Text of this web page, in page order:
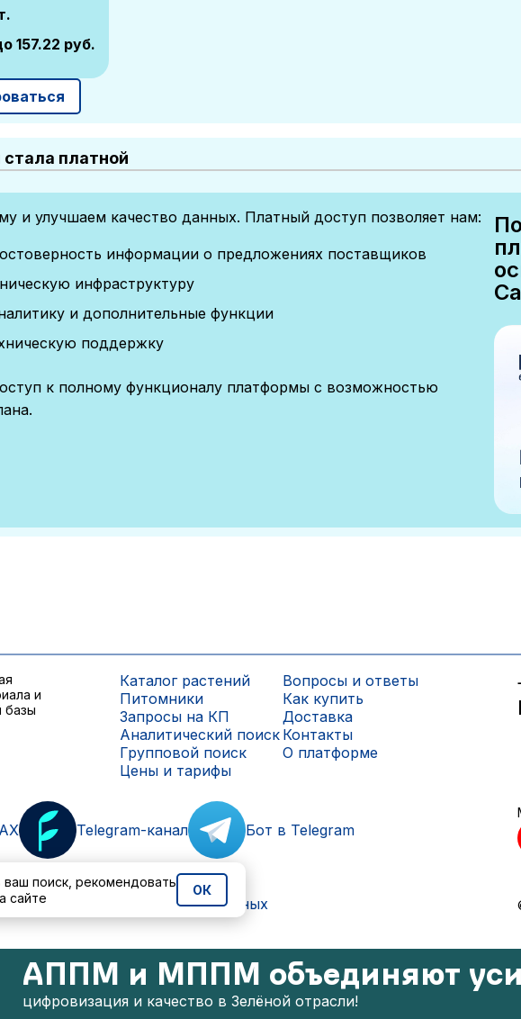
157.22 руб.
платной
и улучшаем качество данных. Платный доступ позволяет нам:
информации о предложениях поставщиков
инфраструктуру
и дополнительные функции
поддержку
к полному функционалу платформы с возможностью
АППМ и МППМ объединяют
цифровизация и качество в Зелёной отрасли!
и
базы
Каталог растений
Питомники
Запросы на КП
Аналитический поиск
Групповой поиск
Цены и тарифы
Вопросы и ответы
Как купить
Доставка
Контакты
О платформе
Telegram-канал Бот в Telegram
обработки персональных данных
ваш поиск, рекомендовать
сайте
ОК